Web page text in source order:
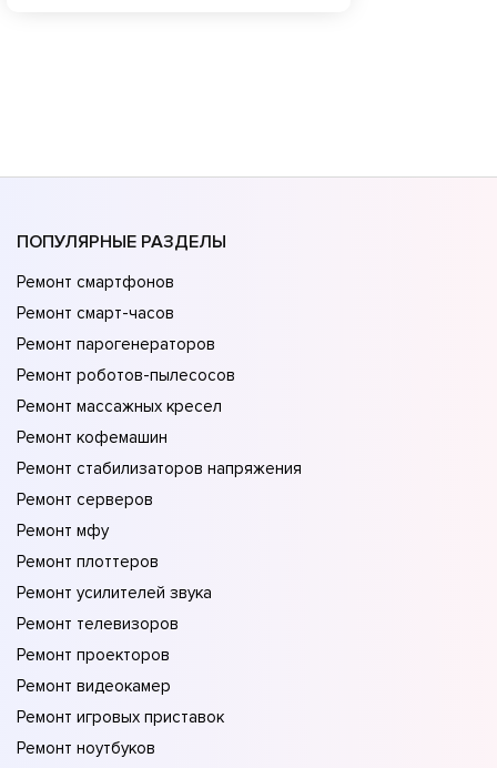
ПОПУЛЯРНЫЕ РАЗДЕЛЫ
Ремонт смартфонов
Ремонт смарт-часов
Ремонт парогенераторов
Ремонт роботов-пылесосов
Ремонт массажных кресел
Ремонт кофемашин
Ремонт стабилизаторов напряжения
Ремонт серверов
Ремонт мфу
Ремонт плоттеров
Ремонт усилителей звука
Ремонт телевизоров
Ремонт проекторов
Ремонт видеокамер
Ремонт игровых приставок
Ремонт ноутбуков